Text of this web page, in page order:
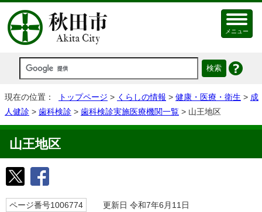
メニュー
現在の位置： トップページ > くらしの情報 > 健康・医療・衛生 > 成
人健診 > 歯科検診 > 歯科検診実施医療機関一覧 > 山王地区
山王地区
ページ番号1006774 更新日 令和7年6月11日